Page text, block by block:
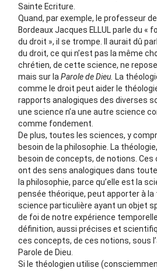
Sainte Ecriture.
Quand, par exemple, le professeur
Bordeaux Jacques ELLUL parle du «
du droit », il se trompe. Il aurait dû
du droit, ce qui n’est pas la même
chrétien, de cette science, ne
mais sur la Parolede Dieu. La
comme le droit peut aider le
rapports analogiques des diverses
une science n’a une autre science
comme fondement.
De plus, toutes les sciences, y
besoin de la philosophie. La
besoin de concepts, de notions.
ont des sens analogiques dans
la philosophie, parce qu’elle est la
pensée théorique, peut apporter à la
science particulière ayant un objet
de foi de notre expérience
définition, aussi précises et
ces concepts, de ces notions, sous
Parole de Dieu.
Si le théologien utilise